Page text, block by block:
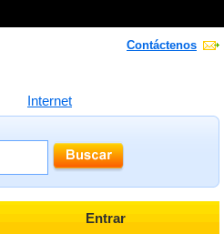
Contáctenos
Internet
Entrar